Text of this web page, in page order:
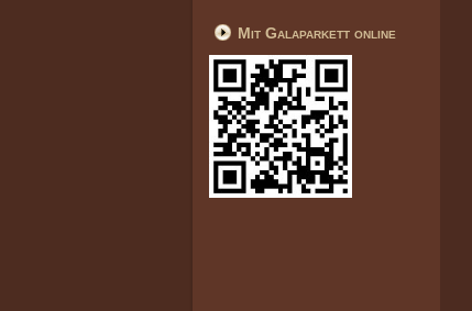
Mit Galaparkett online